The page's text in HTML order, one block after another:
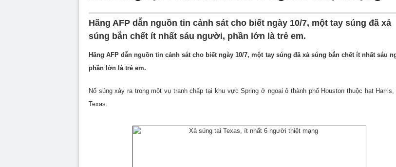
Hãng AFP dẫn nguồn tin cảnh sát cho biết ngày 10/7, một tay súng đã xả
súng bắn chết ít nhất sáu người, phần lớn là trẻ em.
Hãng AFP dẫn nguồn tin cảnh sát cho biết ngày 10/7, một tay súng đã xả súng bắn chết ít nhất sáu
phần lớn là trẻ em.
Nổ súng xảy ra trong một vụ tranh chấp tại khu vực Spring ở ngoại ô thành phố Houston thuộc hạt Harris,
Texas.